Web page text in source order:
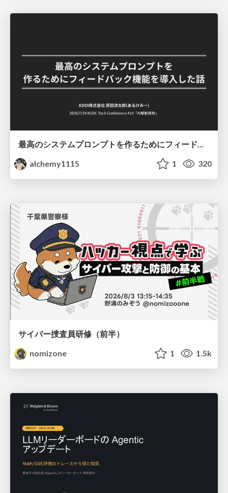
最高のシステムプロンプトを作るためにフィードバック機能を導入した話
alchemy1115
1 320
サイバー捜査員研修（前半）
nomizone
1 1.5k